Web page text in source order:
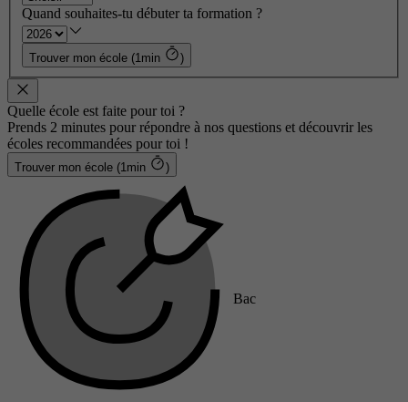
Quand souhaites-tu débuter ta formation ?
Trouver mon école (1min )
Quelle école est faite pour toi ?
Prends 2 minutes pour répondre à nos questions et découvrir les
écoles recommandées pour toi !
Trouver mon école (1min )
Bac